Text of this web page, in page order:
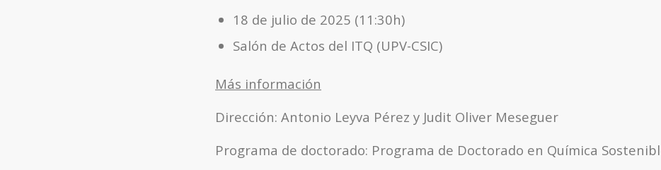
18 de julio de 2025 (11:30h)
Salón de Actos del ITQ (UPV-CSIC)
Más información
Dirección: Antonio Leyva Pérez y Judit Oliver Meseguer
Programa de doctorado: Programa de Doctorado en Química